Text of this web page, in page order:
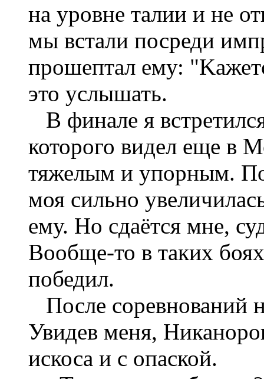
на уровне талии и не
мы встали посреди
прошептал ему:
это услышать.
В финале я
которого видел еще в
тяжелым и упорным.
моя сильно
ему. Но сдаётся мне,
Вообще-то в таких
победил.
После соревнований
Увидев меня,
искоса и с опаской.